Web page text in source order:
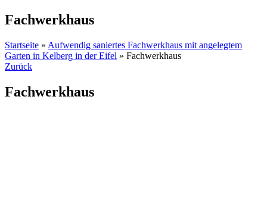
Fachwerkhaus
Startseite » Aufwendig saniertes Fachwerkhaus mit angelegtem
Garten in Kelberg in der Eifel » Fachwerkhaus
Zurück
Fachwerkhaus